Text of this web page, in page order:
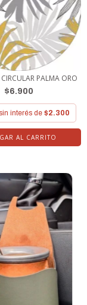
PALMA ORO
$6.900
interés de $2.300